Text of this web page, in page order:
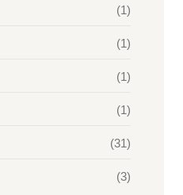
(1)
(1)
(1)
(1)
(31)
(3)